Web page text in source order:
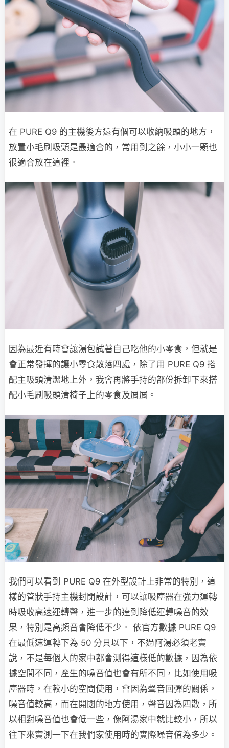
在 PURE Q9 的主機後方還有個可以收納吸頭的地方，
放置小毛刷吸頭是最適合的，常用到之餘，小小一顆也
很適合放在這裡。
因為最近有時會讓湯包試著自己吃他的小零食，但就是
會正常發揮的讓小零食散落四處，除了用 PURE Q9 搭
配主吸頭清潔地上外，我會再將手持的部份拆卸下來搭
配小毛刷吸頭清椅子上的零食及屑屑。
我們可以看到 PURE Q9 在外型設計上非常的特別，這
樣的管狀手持主機封閉設計，可以讓吸塵器在強力運轉
時吸收高速運轉聲，進一步的達到降低運轉噪音的效
果，特別是高頻音會降低不少。 依官方數據 PURE Q9
在最低速運轉下為 50 分貝以下，不過阿湯必須老實
說，不是每個人的家中都會測得這樣低的數據，因為依
據空間不同，產生的噪音值也會有所不同，比如使用吸
塵器時，在較小的空間使用，會因為聲音回彈的關係，
噪音值較高，而在開闊的地方使用，聲音因為四散，所
以相對噪音值也會低一些，像阿湯家中就比較小，所以
往下來實測一下在我們家使用時的實際噪音值為多少。